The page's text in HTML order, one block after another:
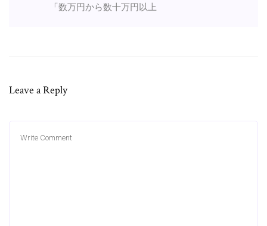
「数万円から数十万円以上
Leave a Reply